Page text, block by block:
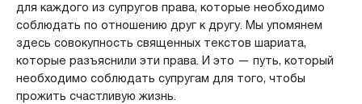
для каждого из супругов права, которые необходимо
соблюдать по отношению друг к другу. Мы упомянем
здесь совокупность священных текстов шариата,
которые разъяснили эти права. И это — путь, который
необходимо соблюдать супругам для того, чтобы
прожить счастливую жизнь.